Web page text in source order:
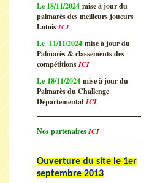
Le 18/11/2024 mise à jour du
palmarès des meilleurs joueurs
LotoisICI
Le 11/11/2024 mise à jour du
Palmarès & classements des
compétitionsICI
Le 18/11/2024 mise à jour du
Palmarès du Challenge
DépartementalICI
Nos partenairesICI
Ouverture du site le 1er
septembre 2013